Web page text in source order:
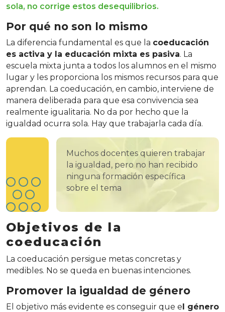
sola, no corrige estos desequilibrios.
Por qué no son lo mismo
La diferencia fundamental es que la coeducación
es activa y la educación mixta es pasiva. La
escuela mixta junta a todos los alumnos en el mismo
lugar y les proporciona los mismos recursos para que
aprendan. La coeducación, en cambio, interviene de
manera deliberada para que esa convivencia sea
realmente igualitaria. No da por hecho que la
igualdad ocurra sola. Hay que trabajarla cada día.
Muchos docentes quieren trabajar
la igualdad, pero no han recibido
ninguna formación específica
sobre el tema
Objetivos de la
coeducación
La coeducación persigue metas concretas y
medibles. No se queda en buenas intenciones.
Promover la igualdad de género
El objetivo más evidente es conseguir que el género